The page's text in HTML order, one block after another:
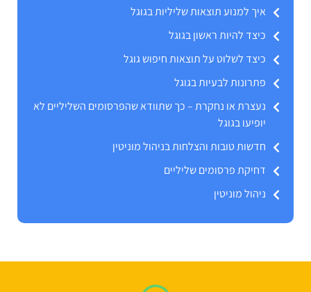
איך למנוע תוצאות שליליות בגוגל
כיצד להיות ראשון בגוגל
כיצד לשלוט על תוצאות חיפוש גוגל
פתרונות לבעיות בגוגל
נעצרת או נחקרת – כך שתוודא שהפרסומים השליליים לא
יופיעו בגוגל
חדשות טובות והצלחות בניהול מוניטין
דחיקת פרסומים שליליים
ניהול מוניטין